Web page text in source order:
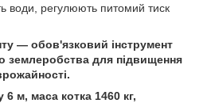
води, регулюють питомий тиск
— обов'язковий інструмент
землеробства для підвищення
м, маса котка 1460 кг,